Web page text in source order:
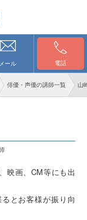
メール 電話
俳優・声優の講師一覧 山
映画、CM等にも出
とお客様が振り向